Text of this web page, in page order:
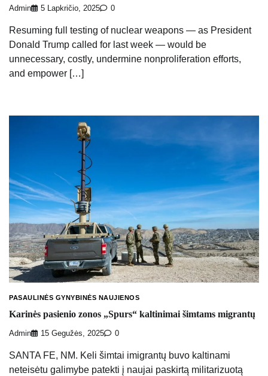
Admin 5 Lapkričio, 2025 0
Resuming full testing of nuclear weapons — as President
Donald Trump called for last week — would be
unnecessary, costly, undermine nonproliferation efforts,
and empower […]
PASAULINĖS GYNYBINĖS NAUJIENOS
Karinės pasienio zonos „Spurs“ kaltinimai šimtams migrantų
Admin 15 Gegužės, 2025 0
SANTA FE, NM. Keli šimtai imigrantų buvo kaltinami
neteisėtu galimybe patekti į naujai paskirtą militarizuotą